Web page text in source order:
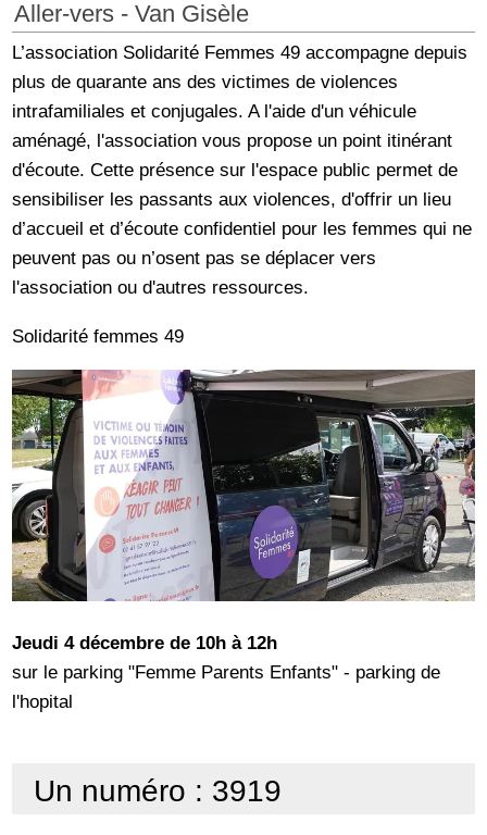
Aller-vers - Van Gisèle
L’association Solidarité Femmes 49 accompagne depuis
plus de quarante ans des victimes de violences
intrafamiliales et conjugales. A l'aide d'un véhicule
aménagé, l'association vous propose un point itinérant
d'écoute. Cette présence sur l'espace public permet de
sensibiliser les passants aux violences, d'offrir un lieu
d’accueil et d’écoute confidentiel pour les femmes qui ne
peuvent pas ou n’osent pas se déplacer vers
l'association ou d'autres ressources.
Solidarité femmes 49
Jeudi 4 décembre de 10h à 12h
sur le parking "Femme Parents Enfants" - parking de
l'hopital
Un numéro : 3919